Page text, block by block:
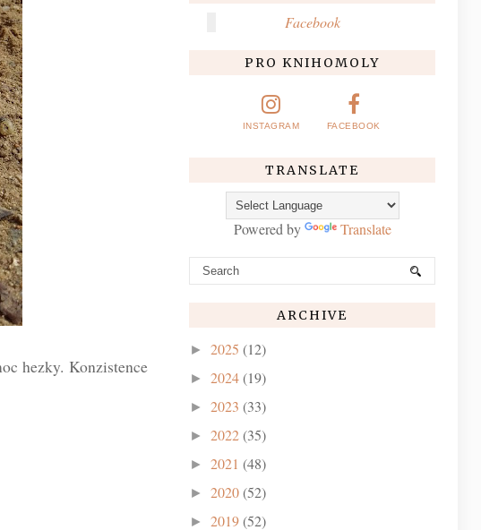
hezky. Konzistence
Facebook
PRO KNIHOMOLY
INSTAGRAM FACEBOOK
TRANSLATE
Powered by Translate
ARCHIVE
► 2025 (12)
► 2024(19)
► 2023 (33)
► 2022(35)
► 2021 (48)
► 2020(52)
► 2019(52)